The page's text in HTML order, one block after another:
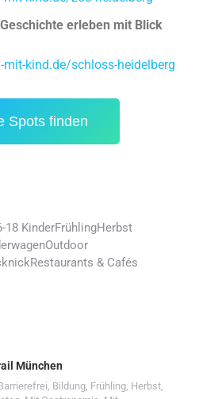
erleben mit Blick
kind.de/schloss-heidelberg
Spots finden
18 KinderFrühlingHerbst
Outdoor
Restaurants & Cafés
München
, Bildung, Frühling, Herbst,